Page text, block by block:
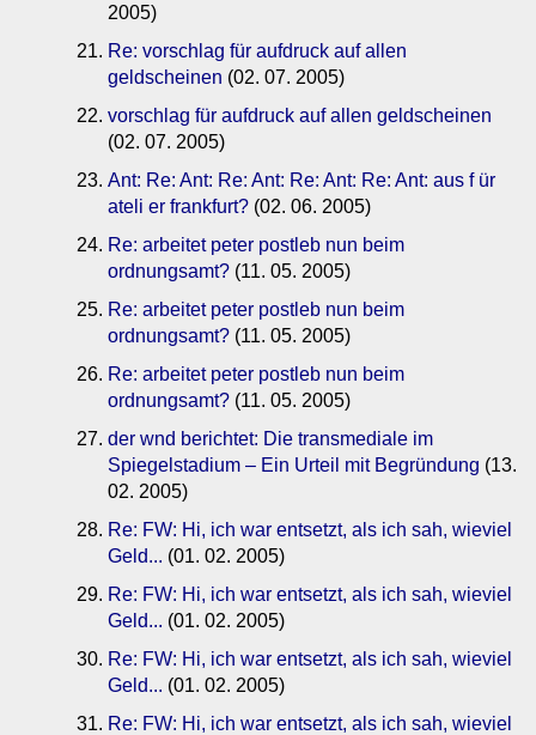
2005)
Re: vorschlag für aufdruck auf allen
geldscheinen (02. 07. 2005)
vorschlag für aufdruck auf allen geldscheinen
(02. 07. 2005)
Ant: Re: Ant: Re: Ant: Re: Ant: Re: Ant: aus f ür
ateli er frankfurt? (02. 06. 2005)
Re: arbeitet peter postleb nun beim
ordnungsamt? (11. 05. 2005)
Re: arbeitet peter postleb nun beim
ordnungsamt? (11. 05. 2005)
Re: arbeitet peter postleb nun beim
ordnungsamt? (11. 05. 2005)
der wnd berichtet: Die transmediale im
Spiegelstadium – Ein Urteil mit Begründung (13.
02. 2005)
Re: FW: Hi, ich war entsetzt, als ich sah, wieviel
Geld... (01. 02. 2005)
Re: FW: Hi, ich war entsetzt, als ich sah, wieviel
Geld... (01. 02. 2005)
Re: FW: Hi, ich war entsetzt, als ich sah, wieviel
Geld... (01. 02. 2005)
Re: FW: Hi, ich war entsetzt, als ich sah, wieviel